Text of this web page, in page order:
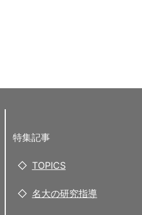
特集記事
TOPICS
名大の研究指導